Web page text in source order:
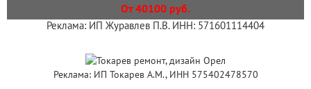
От 40100 руб.
Реклама: ИП Журавлев П.В. ИНН: 571601114404
Реклама: ИП Токарев А.М., ИНН 575402478570